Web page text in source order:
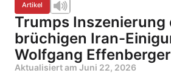
Artikel
Trumps Inszenierung
brüchigen Iran-
Wolfgang Effenberger
Aktualisiert am Juni 22, 2026